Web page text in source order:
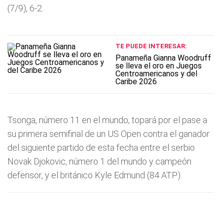
(7/9), 6-2.
TE PUEDE INTERESAR:
Panameña Gianna Woodruff
se lleva el oro en Juegos
Centroamericanos y del
Caribe 2026
Tsonga, número 11 en el mundo, topará por el pase a
su primera semifinal de un US Open contra el ganador
del siguiente partido de esta fecha entre el serbio
Novak Djokovic, número 1 del mundo y campeón
defensor, y el británico Kyle Edmund (84 ATP).